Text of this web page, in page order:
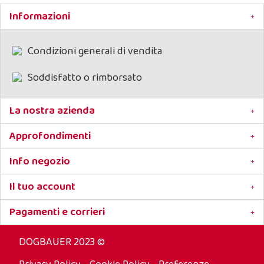
Informazioni
Condizioni generali di vendita
Soddisfatto o rimborsato
La nostra azienda
Approfondimenti
Info negozio
Il tuo account
Pagamenti e corrieri
DOGBAUER 2023 ©